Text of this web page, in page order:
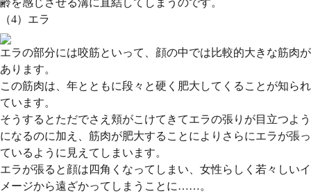
齢を感じさせる溝に直結してしまうのです。
（4）エラ
エラの部分には咬筋といって、顔の中では比較的大きな筋肉が
あります。
この筋肉は、年とともに段々と硬く肥大してくることが知られ
ています。
そうするとただでさえ頬がこけてきてエラの張りが目立つよう
になるのに加え、筋肉が肥大することによりさらにエラが張っ
ているように見えてしまいます。
エラが張ると顔は四角くなってしまい、女性らしく若々しいイ
メージから遠ざかってしまうことに……。